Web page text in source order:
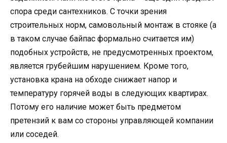
спора среди сантехников. С точки зрения
строительных норм, самовольный монтаж в стояке (а
в таком случае байпас формально считается им)
подобных устройств, не предусмотренных проектом,
является грубейшим нарушением. Кроме того,
установка крана на обходе снижает напор и
температуру горячей воды в следующих квартирах.
Потому его наличие может быть предметом
претензий к вам со стороны управляющей компании
или соседей.